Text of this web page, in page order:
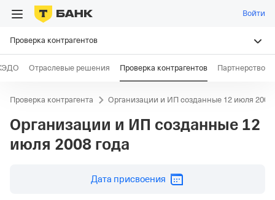
Войти
Проверка контрагентов
Отраслевые решения Проверка контрагентов Партнерство
Проверка контрагента Организации и ИП созданные 12 июля 2008
Организации и ИП созданные 12
июля 2008 года
Дата присвоения